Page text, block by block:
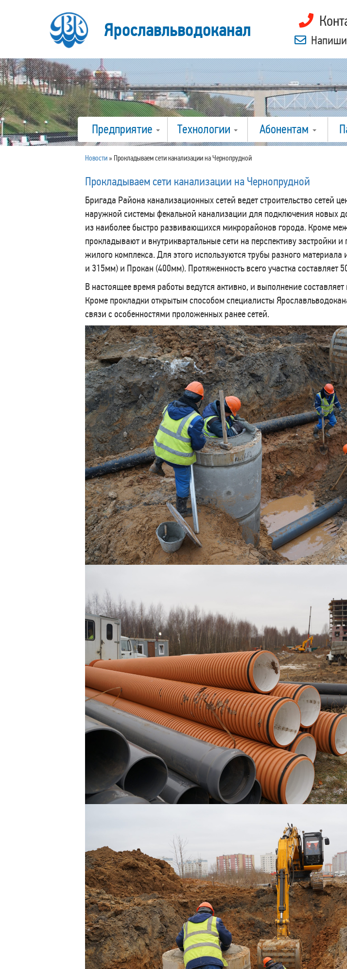
Ярославльводоканал
Предприятие Технологии Абонентам
Новости » Прокладываем сети канализации на Чернопрудной
Прокладываем сети канализации на Чернопрудной
Бригада Района канализационных сетей ведет строительство сетей
наружной системы фекальной канализации для подключения новых
из наиболее быстро развивающихся микрорайонов города. Кроме
прокладывают и внутриквартальные сети на перспективу застройки
жилого комплекса. Для этого используются трубы разного
и 315мм) и Прокан (400мм). Протяженность всего участка составляет
В настоящее время работы ведутся активно, и выполнение
Кроме прокладки открытым способом специалисты
связи с особенностями проложенных ранее сетей.